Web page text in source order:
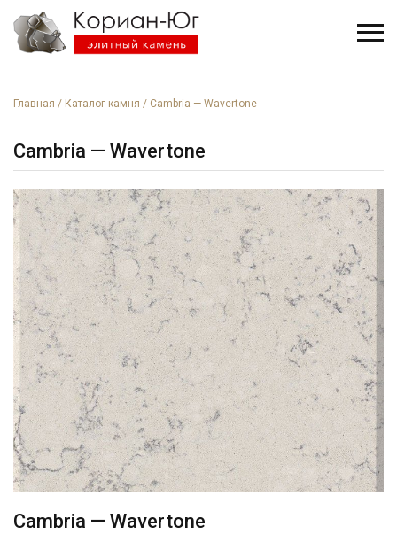
Главная / Каталог камня / Cambria — Wavertone
Cambria — Wavertone
Cambria — Wavertone